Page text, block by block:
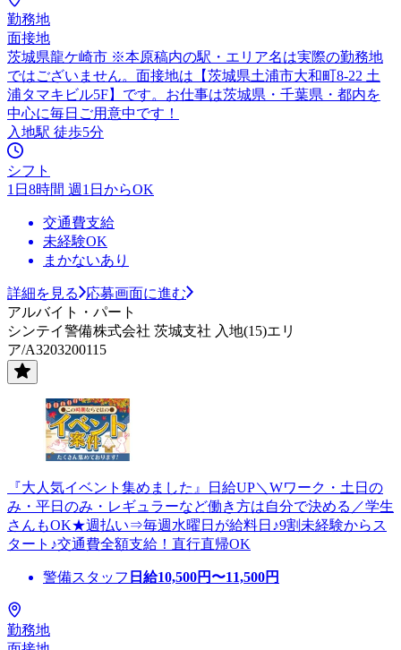
勤務地
面接地
茨城県龍ケ崎市 ※本原稿内の駅・エリア名は実際の勤務地
ではございません。面接地は【茨城県土浦市大和町8-22 土
浦タマキビル5F】です。お仕事は茨城県・千葉県・都内を
中心に毎日ご用意中です！
入地駅 徒歩5分
シフト
1日8時間 週1日からOK
交通費支給
未経験OK
まかないあり
詳細を見る
応募画面に進む
アルバイト・パート
シンテイ警備株式会社 茨城支社 入地(15)エリ
ア/A3203200115
『大人気イベント集めました』日給UP＼Wワーク・土日の
み・平日のみ・レギュラーなど働き方は自分で決める／学生
さんもOK★週払い⇒毎週水曜日が給料日♪9割未経験からス
タート♪交通費全額支給！直行直帰OK
警備スタッフ 日給10,500円〜11,500円
勤務地